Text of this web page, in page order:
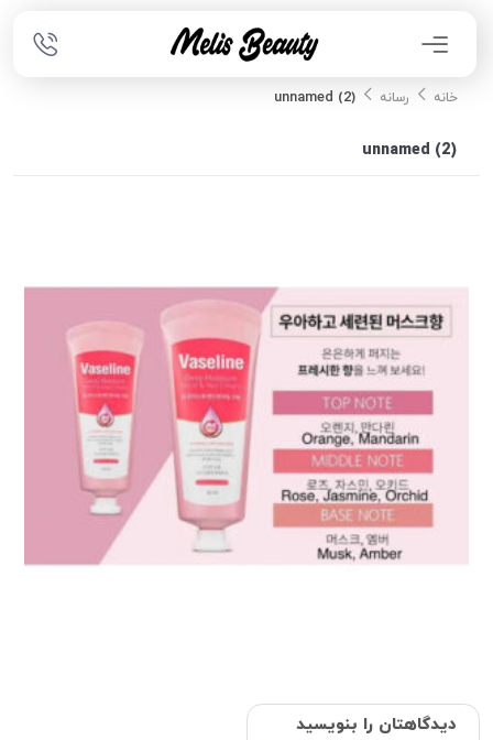
خانه رسانه unnamed (2)
unnamed (2)
دیدگاهتان را بنویسید